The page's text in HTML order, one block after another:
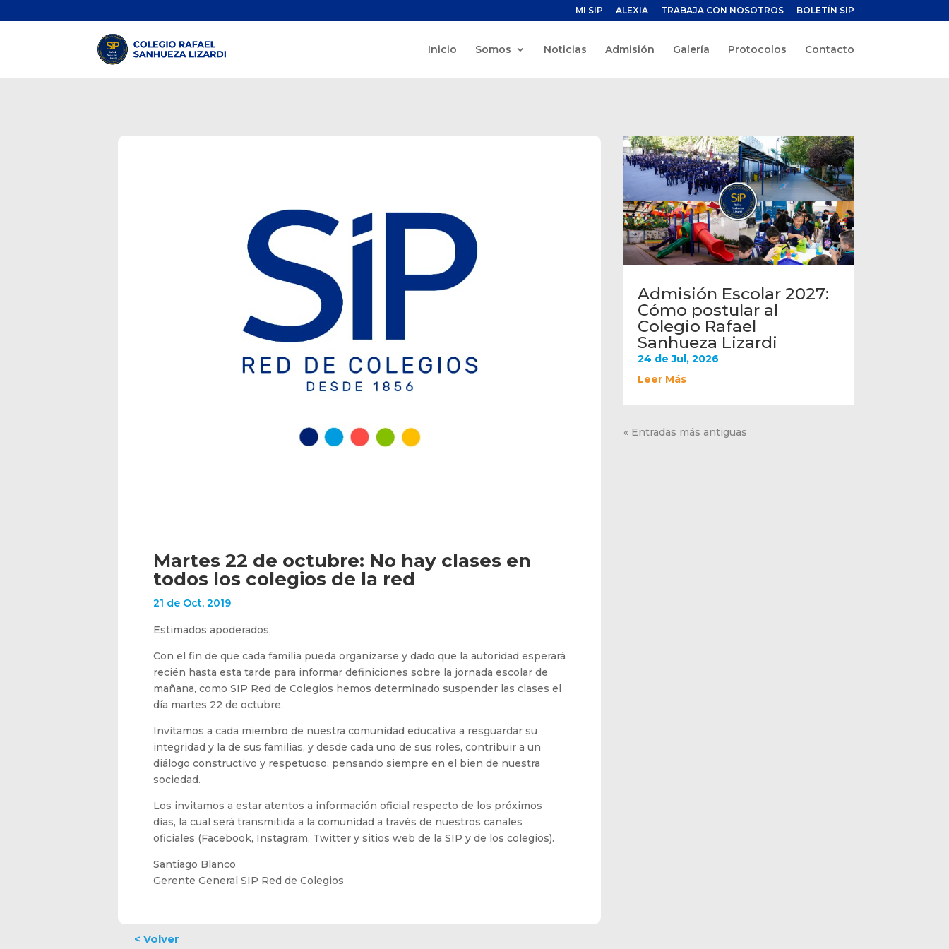
MI SIP ALEXIA TRABAJA CON NOSOTROS BOLETÍN SIP
Inicio Somos Noticias Admisión Galería Protocolos Contacto
Admisión Escolar 2027:
Cómo postular al
Colegio Rafael
Sanhueza Lizardi
24 de Jul, 2026
Leer Más
« Entradas más antiguas
Martes 22 de octubre: No hay clases en
todos los colegios de la red
21 de Oct, 2019
Estimados apoderados,
Con el fin de que cada familia pueda organizarse y dado que la autoridad esperará
recién hasta esta tarde para informar definiciones sobre la jornada escolar de
mañana, como SIP Red de Colegios hemos determinado suspender las clases el
día martes 22 de octubre.
Invitamos a cada miembro de nuestra comunidad educativa a resguardar su
integridad y la de sus familias, y desde cada uno de sus roles, contribuir a un
diálogo constructivo y respetuoso, pensando siempre en el bien de nuestra
sociedad.
Los invitamos a estar atentos a información oficial respecto de los próximos
días, la cual será transmitida a la comunidad a través de nuestros canales
oficiales (Facebook, Instagram, Twitter y sitios web de la SIP y de los colegios).
Santiago Blanco
Gerente General SIP Red de Colegios